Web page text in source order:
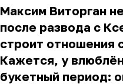
Максим Виторган
после развода с
строит отношения
Кажется, у
букетный период: